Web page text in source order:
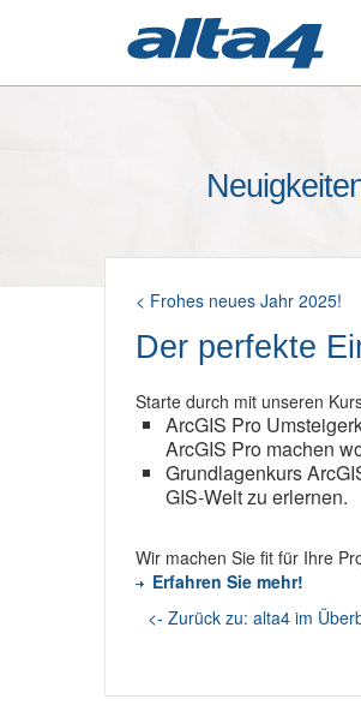
< Frohes neues Jahr 2025!
Der perfekte
Starte durch mit unseren
ArcGIS Pro
ArcGIS Pro machen
Grundlagenkurs
GIS-Welt zu erlernen.
Wir machen Sie fit für Ihre
Erfahren Sie mehr!
<- Zurück zu: alta4 im